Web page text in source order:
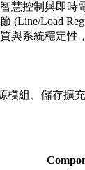
慧控制與即時
(Line/Load
與系統穩定性
模組、儲存擴